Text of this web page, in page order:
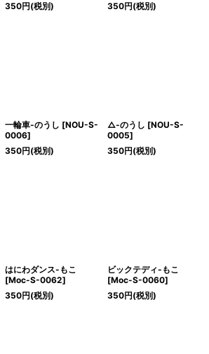
350円(税別)
350円(税別)
一輪車-のうし [NOU-S-
0006]
350円(税別)
△-のうし [NOU-S-
0005]
350円(税別)
はにわダンス-もこ
[Moc-S-0062]
350円(税別)
ビックテディ-もこ
[Moc-S-0060]
350円(税別)